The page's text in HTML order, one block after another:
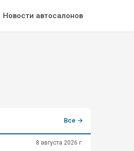
Новости автосалонов
Все →
8 августа 2026 г.